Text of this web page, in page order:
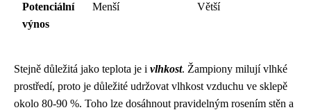
Potenciální
výnos
Menší Větší
Stejně důležitá jako teplota je i vlhkost. Žampiony milují vlhké
prostředí, proto je důležité udržovat vlhkost vzduchu ve sklepě
okolo 80-90 %. Toho lze dosáhnout pravidelným rosením stěn a